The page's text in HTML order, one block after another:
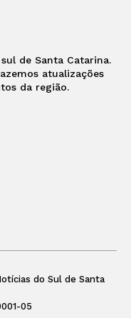
de Santa Catarina.
atualizações
da região.
do Sul de Santa
05